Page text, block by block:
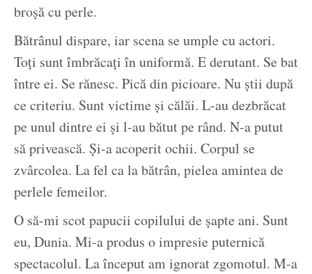
broșă cu perle.
Bătrânul dispare, iar scena se umple cu actori.
Toți sunt îmbrăcați în uniformă. E derutant. Se bat
între ei. Se rănesc. Pică din picioare. Nu știi după
ce criteriu. Sunt victime și călăi. L-au dezbrăcat
pe unul dintre ei și l-au bătut pe rând. N-a putut
să privească. Și-a acoperit ochii. Corpul se
zvârcolea. La fel ca la bătrân, pielea amintea de
perlele femeilor.
O să-mi scot papucii copilului de șapte ani. Sunt
eu, Dunia. Mi-a produs o impresie puternică
spectacolul. La început am ignorat zgomotul. M-a